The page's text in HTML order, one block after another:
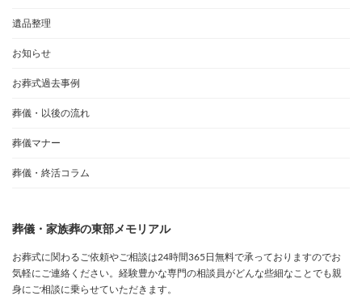
遺品整理
お知らせ
お葬式過去事例
葬儀・以後の流れ
葬儀マナー
葬儀・終活コラム
葬儀・家族葬の東部メモリアル
お葬式に関わるご依頼やご相談は24時間365日無料で承っておりますのでお
気軽にご連絡ください。経験豊かな専門の相談員がどんな些細なことでも親
身にご相談に乗らせていただきます。